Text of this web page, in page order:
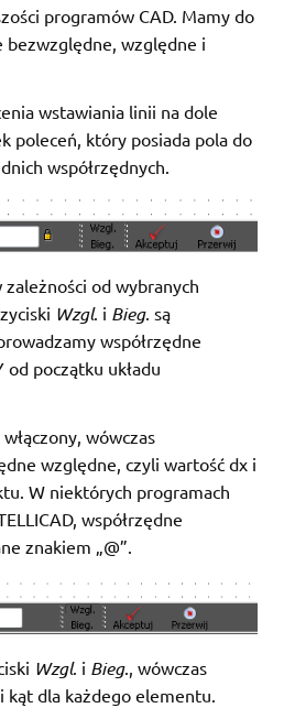
programów CAD. Mamy do
bezwzględne, względne i
wstawiania linii na dole
poleceń, który posiada pola do
współrzędnych.
od wybranych
Wzgl. i Bieg. są
współrzędne
początku układu
wówczas
względne, czyli wartość dx i
W niektórych programach
współrzędne
znakiem „@”.
Wzgl. i Bieg., wówczas
kąt dla każdego elementu.